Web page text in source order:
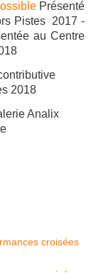
Présenté
Pistes 2017 -
au Centre
2018
Analix